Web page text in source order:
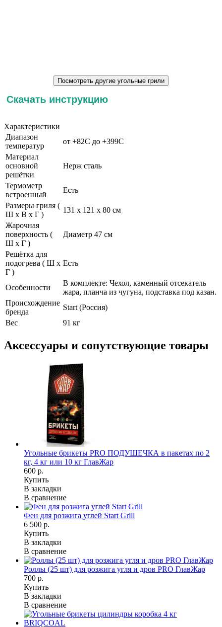
Скачать инструкцию
Характеристики
Диапазон
температур
от +82С до +399С
Материал
основной
решётки
Нерж сталь
Термометр
встроенный
Есть
Размеры гриля (
Ш х В х Г )
131 х 121 х 80 см
Жарочная
поверхность (
Ш х Г )
Диаметр 47 см
Решётка для
подогрева ( Ш х
Г )
Есть
Особенности
В комплекте: Чехол, каменный отсекатель
жара, планча из чугуна, подставка под казан.
Происхождение
бренда
Start (Россия)
Вес
91 кг
Аксессуары и сопутствующие товары
Угольные брикеты PRO ПОДУШЕЧКА в пакетах по 2
кг, 4 кг или 10 кг ГлавЖар
600 р.
Купить
В закладки
В сравнение
Фен для розжига углей Start Grill
6 500 р.
Купить
В закладки
В сравнение
Роллы (25 шт) для розжига угля и дров PRO ГлавЖар
700 р.
Купить
В закладки
В сравнение